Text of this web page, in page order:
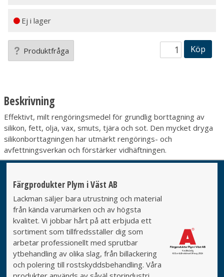
Ej i lager
Produktfråga Köp
Beskrivning
Effektivt, milt rengöringsmedel för grundlig borttagning av
silikon, fett, olja, vax, smuts, tjära och sot. Den mycket dryga
silikonborttagningen har utmärkt rengörings- och
avfettningsverkan och förstärker vidhäftningen.
Färgprodukter Plym i Väst AB
Lackman säljer bara utrustning och material
från kända varumärken och av högsta
kvalitet. Vi jobbar hårt på att erbjuda ett
sortiment som tillfredsställer dig som
arbetar professionellt med sprutbar
ytbehandling av olika slag, från billackering
och polering till rostskyddsbehandling. Våra